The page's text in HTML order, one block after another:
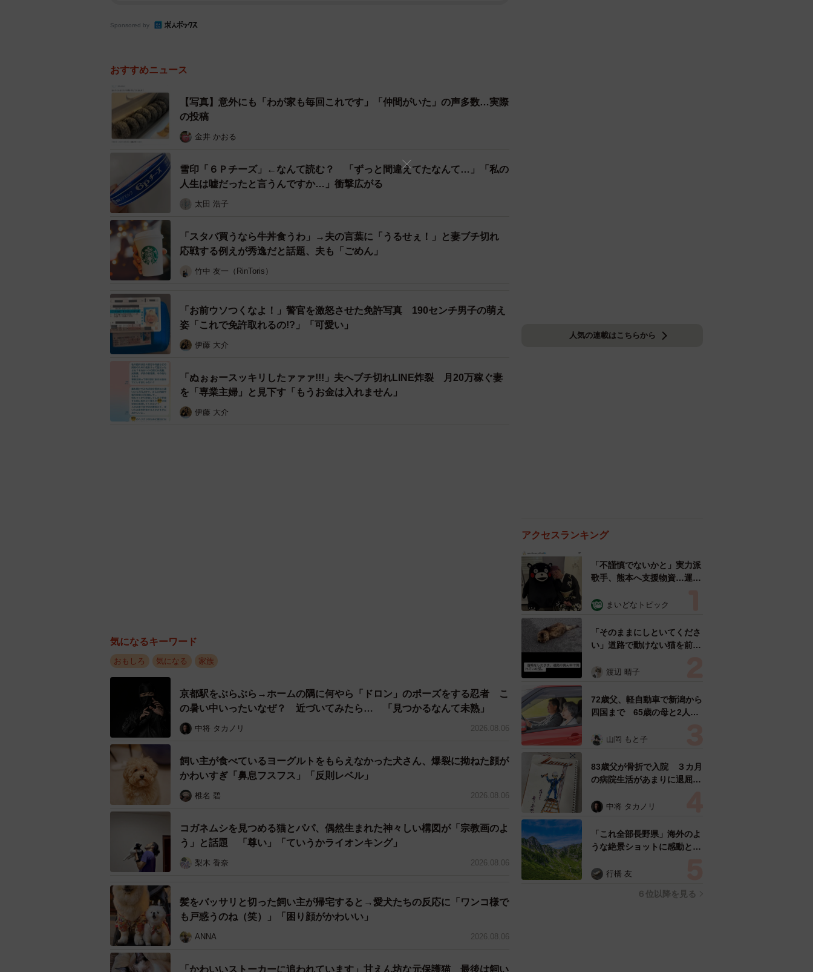
ミスタードーナツのココナツチョコレートは、1971年4月に発売されたロングセラー商
（いずれも税込）。
なんでこんなミスドの買い方してくるんだ？
pic.twitter.com/OP9FIkwHnq
— やまさん (@ikujidays)
Sponsored by
おすすめニュース
【写真】意外にも「わが家も毎回これです」「仲間がいた」の声多数…実際
の投稿
金井 かおる
雪印「６Ｐチーズ」←なんて読む？ 「ずっと間違えてたなんて…」「私の
人生は嘘だったと言うんですか…」衝撃広がる
太田 浩子
「スタバ買うなら牛丼食うわ」→夫の言葉に「うるせぇ！」と妻ブチ切れ
応戦する例えが秀逸だと話題、夫も「ごめん」
竹中 友一（RinToris）
「お前ウソつくなよ！」警官を激怒させた免許写真 190センチ男子の萌え
姿「これで免許取れるの!?」「可愛い」
伊藤 大介
「ぬぉぉースッキリしたァァァ!!!」夫へブチ切れLINE炸裂 月20万稼ぐ妻
を「専業主婦」と見下す「もうお金は入れません」
伊藤 大介
気になるキーワード
おもしろ 気になる 家族
京都駅をぶらぶら→ホームの隅に何やら「ドロン」のポーズをする忍者 こ
の暑い中いったいなぜ？ 近づいてみたら… 「見つかるなんて未熟」
中将 タカノリ 2026.08.06
飼い主が食べているヨーグルトをもらえなかった犬さん、爆裂に拗ねた顔が
かわいすぎ「鼻息フスフス」「反則レベル」
椎名 碧 2026.08.06
コガネムシを見つめる猫とパパ、偶然生まれた神々しい構図が「宗教画のよ
う」と話題 「尊い」「ていうかライオンキング」
梨木 香奈 2026.08.06
髪をバッサリと切った飼い主が帰宅すると→愛犬たちの反応に「ワンコ様で
も戸惑うのね（笑）」「困り顔がかわいい」
ANNA 2026.08.06
「かわいいストーカーに追われています」甘えん坊な元保護猫 最後は飼い
人気の連載はこちらから
アクセスランキング
「不謹慎でないかと」実力派
歌手、熊本へ支援物資…運搬
めらい 「痛いほど伝わる」
まいどなトピック
「そのままにしといてくださ
い」道路で動けない猫を前に
ようとした4日間 「命の重
表の訴え
渡辺 晴子
72歳父、軽自動車で新潟から
四国まで 65歳の母と2人で
憩まで分刻み… 「大学生で
山岡 もと子
83歳父が骨折で入院 ３カ月
の病院生活があまりに退屈で
い！」→スケッチブックを見
すよ…」
中将 タカノリ
「これ全部長野県」海外のよ
うな絶景ショットに感動と反
ったんだって気づいた」
行橋 友
６位以降を見る